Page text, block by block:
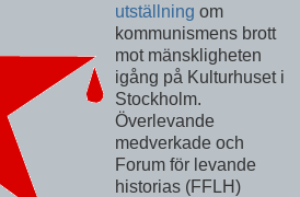
utställning om
kommunismens brott
mot mänskligheten
igång på Kulturhuset i
Stockholm.
Överlevande
medverkade och
Forum för levande
historias (FFLH)